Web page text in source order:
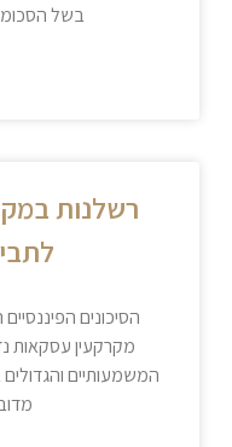
בשל
רשלנות
הסיכונים
מקרקעין עסקאות
המשמעותיים